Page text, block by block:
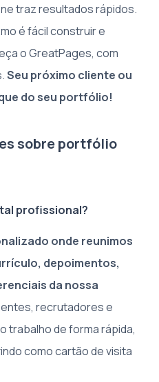
traz resultados rápidos.
é fácil construir e
o GreatPages, com
Seu próximo cliente ou
do seu portfólio!
sobre portfólio
profissional?
onde reunimos
depoimentos,
da nossa
recrutadores e
trabalho de forma rápida,
como cartão de visita